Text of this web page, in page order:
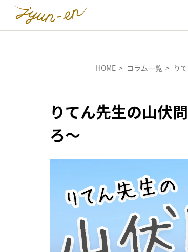
HOME コラム一覧 り
りてん先生の山伏
ろ〜